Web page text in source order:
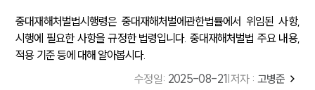
중대재해처벌법시행령은 중대재해처벌에관한법률에서 위임된 사항,
시행에 필요한 사항을 규정한 법령입니다. 중대재해처벌법 주요 내용,
적용 기준 등에 대해 알아봅시다.
수정일: 2025-08-21 저자 : 고병준